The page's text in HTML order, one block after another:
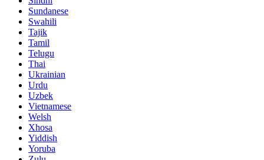
Sundanese
Swahili
Tajik
Tamil
Telugu
Thai
Ukrainian
Urdu
Uzbek
Vietnamese
Welsh
Xhosa
Yiddish
Yoruba